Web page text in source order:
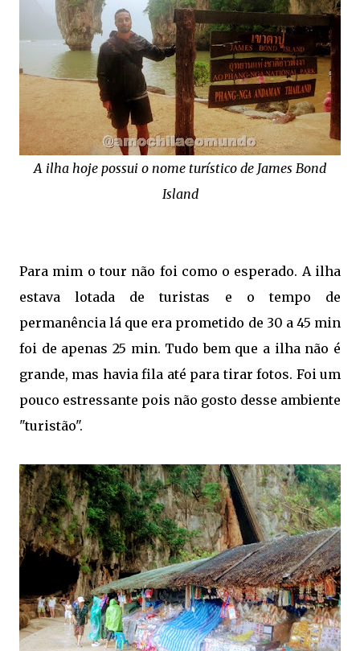
A ilha hoje possui o nome turístico de James Bond
Island
Para mim o tour não foi como o esperado. A ilha
estava lotada de turistas e o tempo de
permanência lá que era prometido de 30 a 45 min
foi de apenas 25 min. Tudo bem que a ilha não é
grande, mas havia fila até para tirar fotos. Foi um
pouco estressante pois não gosto desse ambiente
"turistão".